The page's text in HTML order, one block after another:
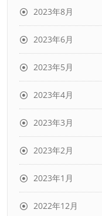
2023年8月
2023年6月
2023年5月
2023年4月
2023年3月
2023年2月
2023年1月
2022年12月